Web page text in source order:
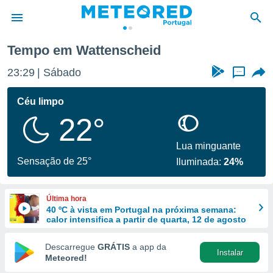
da
foi
fornecidas
a este
das
e
forma
digital
Tempo em Wattenscheid
23:29 Sábado ...
Céu limpo
22°
Sensação de 25°
Lua minguante
Iluminada:24%
Última hora
40 ºC à vista em Portugal na próxima semana:
calor intensifica a partir de quarta, 12 de agosto
Descarregue GRÁTIS a app da
Meteored!
Instalar